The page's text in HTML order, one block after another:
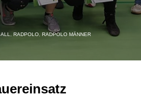
, RADPOLO, RADPOLO MÄNNER